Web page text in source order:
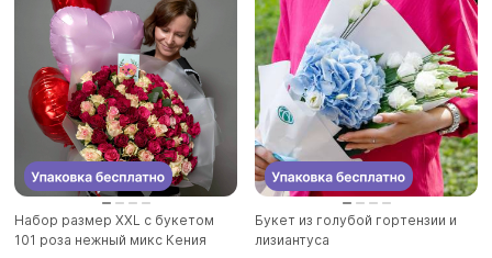
Набор размер ХХL с букетом
101 роза нежный микс Кения
Букет из голубой гортензии и
лизиантуса